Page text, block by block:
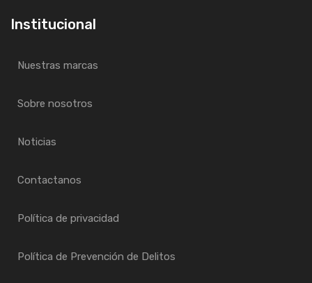
Institucional
Nuestras marcas
Sobre nosotros
Noticias
Contactanos
Política de privacidad
Política de Prevención de Delitos